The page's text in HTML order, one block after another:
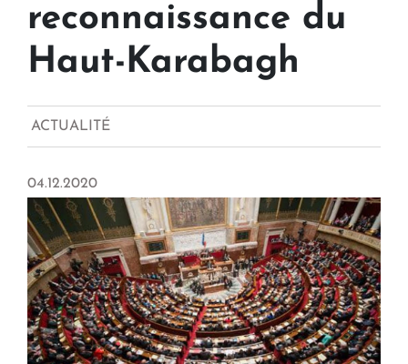
reconnaissance du
Haut-Karabagh
ACTUALITÉ
04.12.2020